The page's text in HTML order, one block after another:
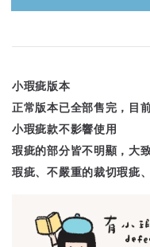
小瑕疵版本
正常版本已全部售完，目
小瑕疵款不影響使用
瑕疵的部分皆不明顯，大
瑕疵、不嚴重的裁切瑕疵